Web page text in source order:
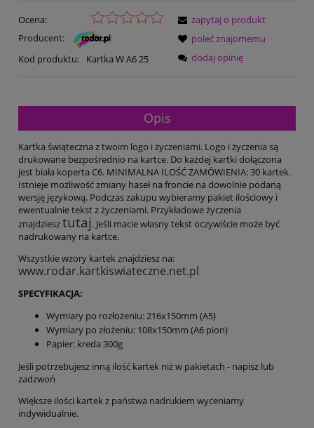
Ocena:
Producent:
Kod produktu:
Kartka W A6 25
zapytaj o produkt
poleć znajomemu
dodaj opinię
Opis
Kartka świąteczna z twoim logo i życzeniami. Logo i życzenia są
drukowane bezpośrednio na kartce. Do każdej kartki dołączona
jest biała koperta C6. MINIMALNA ILOŚĆ ZAMÓWIENIA: 30 kartek.
Istnieje możliwość zmiany haseł na froncie na dowolnie podaną
wersję językową. Podczas zakupu wybieramy pakiet ilościowy i
ewentualnie tekst z życzeniami. Przykładowe życzenia
znajdziesztutaj. Jeśli macie własny tekst oczywiście może być
nadrukowany na kartce.
Wszystkie wzory kartek znajdziesz na:
www.rodar.kartkiswiateczne.net.pl
SPECYFIKACJA:
Wymiary po rozłożeniu: 216x150mm (A5)
Wymiary po złożeniu: 108x150mm (A6 pion)
Papier: kreda 300g
Jeśli potrzebujesz inną ilość kartek niż w pakietach - napisz lub
zadzwoń
Większe ilości kartek z państwa nadrukiem wyceniamy
indywidualnie.